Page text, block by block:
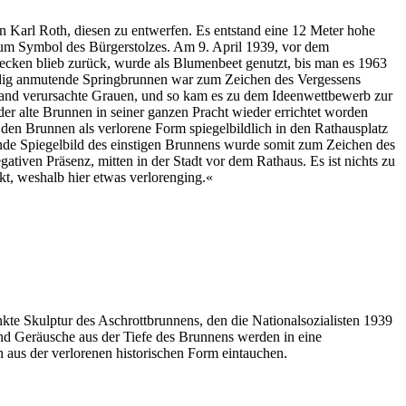
Karl Roth, diesen zu entwerfen. Es entstand eine 12 Meter hohe
Symbol des Bürgerstolzes. Am 9. April 1939, vor dem
blieb zurück, wurde als Blumenbeet genutzt, bis man es 1963
anmutende Springbrunnen war zum Zeichen des Vergessens
verursachte Grauen, und so kam es zu dem Ideenwettbewerb zur
alte Brunnen in seiner ganzen Pracht wieder errichtet worden
Brunnen als verlorene Form spiegelbildlich in den Rathausplatz
Spiegelbild des einstigen Brunnens wurde somit zum Zeichen des
Präsenz, mitten in der Stadt vor dem Rathaus. Es ist nichts zu
weshalb hier etwas verlorenging.«
Skulptur des Aschrottbrunnens, den die Nationalsozialisten 1939
aus der Tiefe des Brunnens werden in eine
der verlorenen historischen Form eintauchen.